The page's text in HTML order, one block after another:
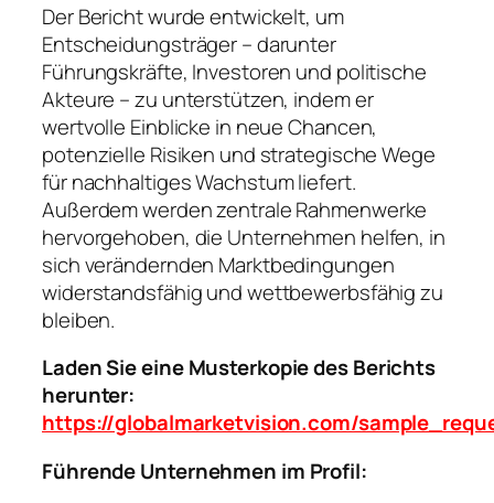
Der Bericht wurde entwickelt, um
Entscheidungsträger – darunter
Führungskräfte, Investoren und politische
Akteure – zu unterstützen, indem er
wertvolle Einblicke in neue Chancen,
potenzielle Risiken und strategische Wege
für nachhaltiges Wachstum liefert.
Außerdem werden zentrale Rahmenwerke
hervorgehoben, die Unternehmen helfen, in
sich verändernden Marktbedingungen
widerstandsfähig und wettbewerbsfähig zu
bleiben.
Laden Sie eine Musterkopie des Berichts
herunter:
https://globalmarketvision.com/
Führende Unternehmen im Profil: